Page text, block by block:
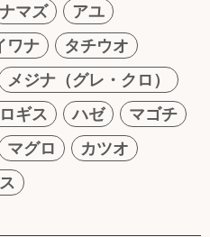
ナマズ
アユ
ワナ
タチウオ
メジナ（グレ・クロ）
ギス ハゼ
マゴチ
マグロ
カツオ